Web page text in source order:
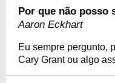
Por que não posso
Aaron Eckhart
Eu sempre pergunto,
Cary Grant ou algo